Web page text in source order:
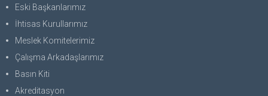
Eski Başkanlarımız
İhtisas Kurullarımız
Meslek Komitelerimiz
Çalışma Arkadaşlarımız
Basın Kiti
Akreditasyon